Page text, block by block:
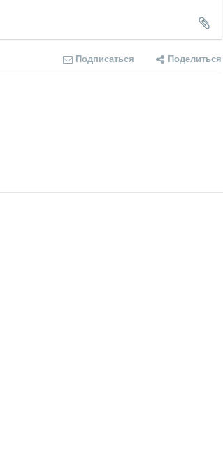
Подписаться Поделиться